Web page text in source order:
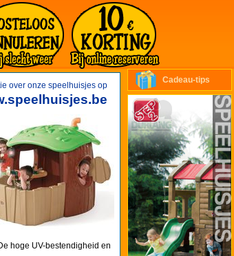
Cadeau-tips
over onze speelhuisjes op
hoge UV-bestendigheid en